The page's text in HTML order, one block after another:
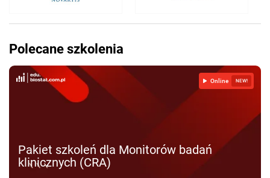
Polecane szkolenia
Pakiet szkoleń dla Monitorów badań
klinicznych (CRA)
Online NEW!